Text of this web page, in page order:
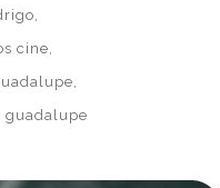
cine
guadalupe